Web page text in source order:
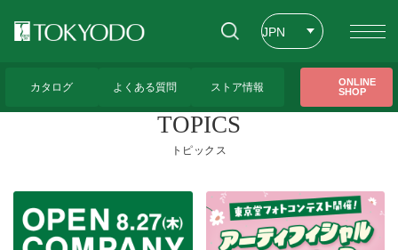
JPN
カタログ よくある質問 ストア情報
ONLINE
SHOP
コーポレートトップ
TOPICS
トピックス